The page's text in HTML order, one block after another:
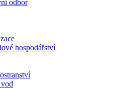
odbor
hospodářství